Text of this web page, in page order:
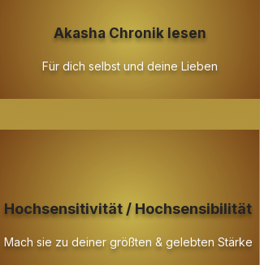
Akasha Chronik lesen
Für dich selbst und deine Lieben
Hochsensitivität / Hochsensibilität
Mach sie zu deiner größten & gelebten Stärke